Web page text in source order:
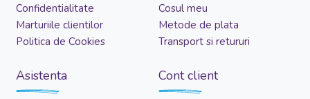
Confidentialitate
Marturiile clientilor
Politica de Cookies
Cosul meu
Metode de plata
Transport si retururi
Asistenta Cont client